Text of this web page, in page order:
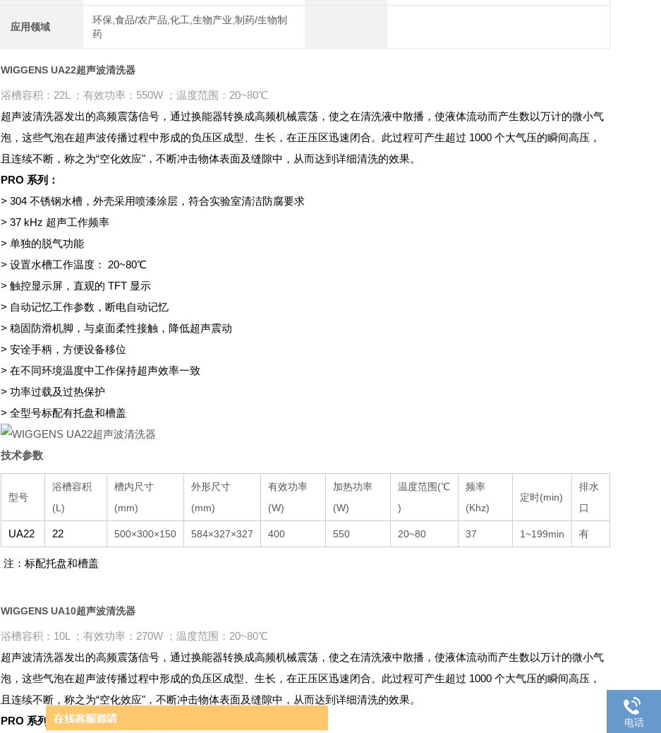
应用领域
环保,食品/农产品,化工,生物产业,制药/生物制
药
WIGGENS UA22超声波清洗器
浴槽容积：22L ；有效功率：550W ；温度范围：20~80℃
超声波清洗器发出的高频震荡信号，通过换能器转换成高频机械震荡，使之在清洗液中散播，使液体流动而产生数以万计的微小气
泡，这些气泡在超声波传播过程中形成的负压区成型、生长，在正压区迅速闭合。此过程可产生超过 1000 个大气压的瞬间高压，
且连续不断，称之为“空化效应"，不断冲击物体表面及缝隙中，从而达到详细清洗的效果。
PRO 系列：
> 304 不锈钢水槽，外壳采用喷漆涂层，符合实验室清洁防腐要求
> 37 kHz 超声工作频率
> 单独的脱气功能
> 设置水槽工作温度： 20~80℃
> 触控显示屏，直观的 TFT 显示
> 自动记忆工作参数，断电自动记忆
> 稳固防滑机脚，与桌面柔性接触，降低超声震动
> 安诠手柄，方便设备移位
> 在不同环境温度中工作保持超声效率一致
> 功率过载及过热保护
> 全型号标配有托盘和槽盖
技术参数
型号
浴槽容积
(L)
槽内尺寸
(mm)
外形尺寸
(mm)
有效功率
(W)
加热功率
(W)
温度范围(℃
)
频率
(Khz)
定时(min)
排水
口
UA22 22 500×300×150 584×327×327 400 550 20~80 37 1~199min 有
注：标配托盘和槽盖
WIGGENS UA10超声波清洗器
浴槽容积：10L ；有效功率：270W ；温度范围：20~80℃
超声波清洗器发出的高频震荡信号，通过换能器转换成高频机械震荡，使之在清洗液中散播，使液体流动而产生数以万计的微小气
泡，这些气泡在超声波传播过程中形成的负压区成型、生长，在正压区迅速闭合。此过程可产生超过 1000 个大气压的瞬间高压，
且连续不断，称之为“空化效应"，不断冲击物体表面及缝隙中，从而达到详细清洗的效果。
PRO 系列：
电话